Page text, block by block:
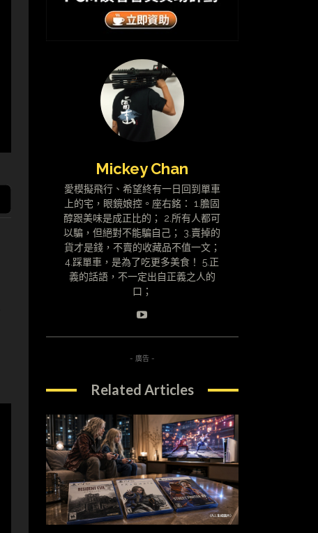
Mickey Chan
愛模擬飛行、希望終有一日回到單車
上的宅，眼鏡娘控。座右銘： 1.膽固
醇跟美味是成正比的； 2.所有人都可
以騙，但絕對不能騙自己； 3.賣掉的
貨才是錢，不賣的收藏品不值一文；
4.踩單車，是為了吃更多美食！ 5.正
義的話語，不一定出自正義之人的
口；
- 廣告 -
Related Articles